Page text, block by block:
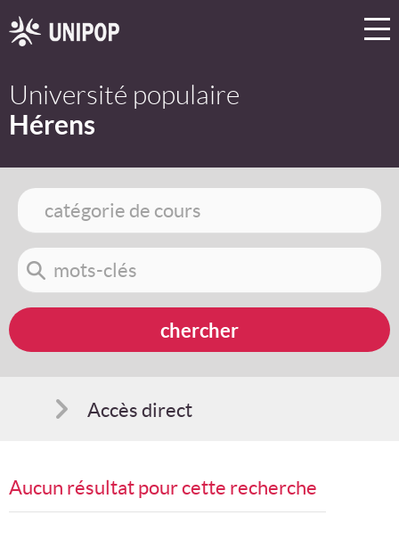
Université populaire
Hérens
Accès direct
Suggestions
Aucun résultat pour cette recherche